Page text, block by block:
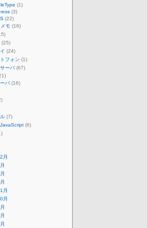
(1)
(3)
(22)
モ (16)
(25)
(24)
フォン (1)
ーバ (67)
バ (16)
(7)
(6)
月
月
月